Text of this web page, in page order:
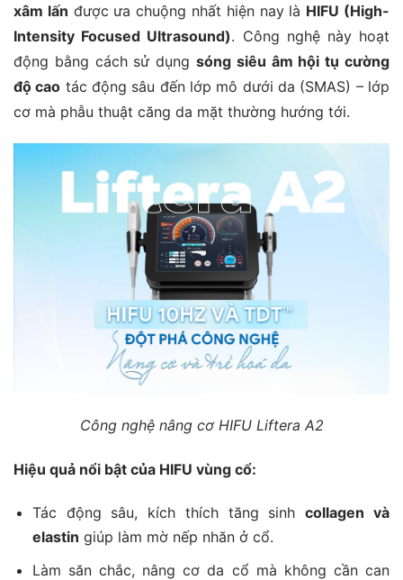
xâm lấn được ưa chuộng nhất hiện nay là HIFU (High-
Intensity Focused Ultrasound). Công nghệ này hoạt
động bằng cách sử dụng sóng siêu âm hội tụ cường
độ cao tác động sâu đến lớp mô dưới da (SMAS) – lớp
cơ mà phẫu thuật căng da mặt thường hướng tới.
Công nghệ nâng cơ HIFU Liftera A2
Hiệu quả nổi bật của HIFU vùng cổ:
Tác động sâu, kích thích tăng sinhcollagen và
elastin giúp làm mờ nếp nhăn ở cổ.
Làm săn chắc, nâng cơ da cổ mà không cần can